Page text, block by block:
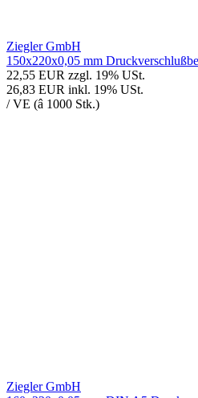
Ziegler GmbH
150x220x0,05 mm
22,55 EUR zzgl. 19% USt.
26,83 EUR inkl. 19% USt.
/ VE (â 1000 Stk.)
Ziegler GmbH